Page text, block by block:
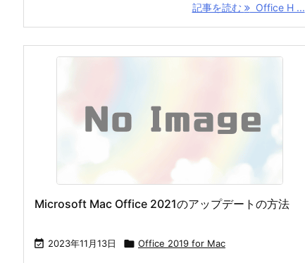
記事を読む Office H ...
Microsoft Mac Office 2021のアップデートの方法
 2023年11月13日  Office 2019 for Mac